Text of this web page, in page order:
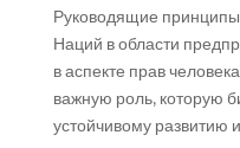
Руководящие
Наций в области
в аспекте прав
важную роль, которую
устойчивому развитию